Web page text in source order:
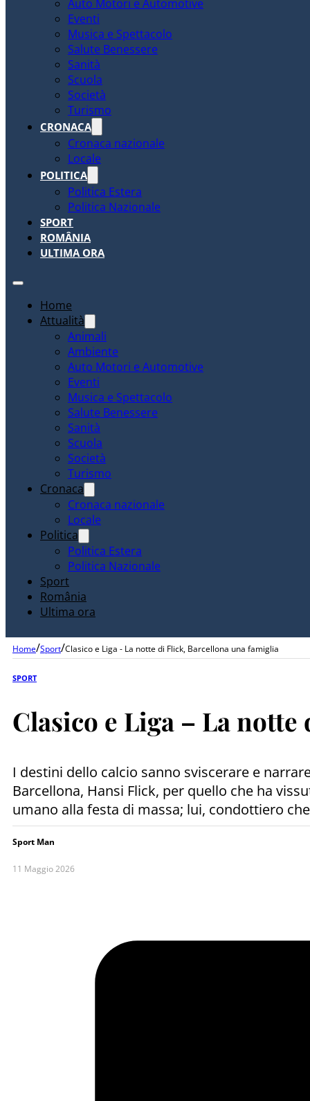
Auto Motori e Automotive
Eventi
Musica e Spettacolo
Salute Benessere
Sanità
Scuola
Società
Turismo
CRONACA
Cronaca nazionale
Locale
POLITICA
Politica Estera
Politica Nazionale
SPORT
ROMÂNIA
ULTIMA ORA
Home
Attualità
Animali
Ambiente
Auto Motori e Automotive
Eventi
Musica e Spettacolo
Salute Benessere
Sanità
Scuola
Società
Turismo
Cronaca
Cronaca nazionale
Locale
Politica
Politica Estera
Politica Nazionale
Sport
România
Ultima ora
Home/Sport/Clasico e Liga - La notte di Flick, Barcellona una famiglia
SPORT
Clasico e Liga – La
I destini dello calcio sanno sviscerare e
Barcellona, Hansi Flick, per quello che ha
umano alla festa di massa; lui, condottiero
Sport Man
11 Maggio 2026